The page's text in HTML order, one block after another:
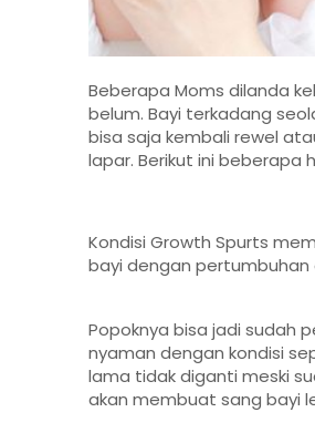
Beberapa Moms dilanda
belum. Bayi terkadang
bisa saja kembali rewel
lapar. Berikut ini beberapa
Kondisi Growth Spurts
bayi dengan pertumbuhan
Popoknya bisa jadi sudah
nyaman dengan kondisi
lama tidak diganti meski
akan membuat sang bayi